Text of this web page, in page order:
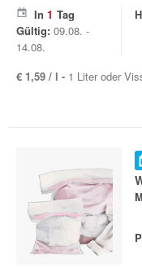
In 1 Tag
Gültig: 09.08. -
14.08.
€ 1,59 / l - 1 Liter oder